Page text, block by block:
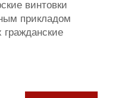
винтовки
прикладом
гражданские